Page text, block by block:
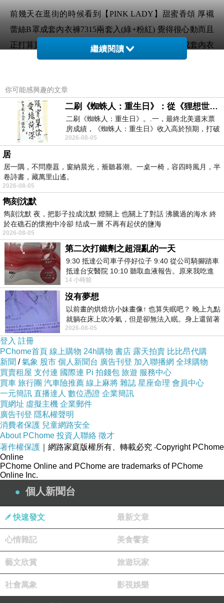
前幾天在逛街的時候看到【PINK LADY】甜蜜香頌 厚襯
蕾絲B罩成套內衣褲7315兩套入(綠+粉紅) 覺得很心動而且
正打算買【PINK LADY】甜蜜香頌 厚襯蕾絲B罩成套內衣
褲7315兩套入(綠+粉紅)
但是我想【PINK LADY】甜蜜香頌 厚襯蕾絲B罩成套內衣
褲7315兩套入(綠+粉紅) 在網路上買應該會比較便宜，
【PINK LADY】甜蜜香頌 厚襯蕾絲B罩成套內衣褲7315兩
套入(綠+粉紅)而且24小時都能買，上網慢慢挑選，不用等
店家開門也不用看店員臉色
想要購買【PINK LADY】甜蜜香頌 厚襯蕾絲B罩
成套內衣褲7315兩套入(綠+粉紅)已經想很多天
了!也求助谷哥大神 發現【PINK LADY】甜蜜香
頌 厚襯蕾絲B罩成套內衣褲7315兩套入(綠+粉紅)
的評價真的不錯想想哪裡買最便宜.心得文.試用
文.分享文行李箱/旅遊用品分享推薦.好用.推薦.評
價.熱銷.開箱文.優缺點比較
最後選擇在這購買【PINK LADY】甜蜜香頌 厚
襯蕾絲B罩成套內衣褲7315兩套入(綠+粉紅) 的原
因,是因為比較有保障,也不會遇到詐騙集團,所以
才選擇在這購入
更多資料、資訊參考分享↓↓↓
繼續閱讀
你可能感興趣的文章
二刷《蜘蛛人：重生日》：從《狸想世界》到《怪奇物語》
二刷《蜘蛛人：重生日》。.一，最終北美週末票
房成績，《蜘蛛人：重生日》收入高於預期，打破
《復仇者聯盟：終局之戰》記錄，成為
2026-08-05
居
居一隅，不問塵囂，窗納晨光，簷聽暮潮。一桌一椅，容四時風月，半
卷詩書，藏萬里山遙。
2026-08-05
雋刻沈默
雋刻沈默 夜，把影子拉成沈默 燈關上 也關上了對話 沸騰過的海水 終
於在礁石的懷抱中冷卻 结成一層 不再有起伏的鹽海
2026-08-05
第二次打鐵劑之超混亂的一天
9:30 抵達公司車子停好位子 9:40 從公司騎腳踏車
抵達台安醫院 10:10 聽取血液報告。原來我吃進
去的 B12 彌可保並非沒有吸收而是超
14 小時前
沒有夢想
以前畫的烘焙坊小妹畫像↑ 也算失眠吧？ 晚上九點
就躺在床上吹冷氣，但是卻無法入眠。身上還留著
四點多跑的六公里的疲
2026-08-05
登入 註冊
PChome首頁 線上購物 24h購物 書店 露天拍賣 比比昂代購
新聞 /氣象 股市 個人新聞台 廣告刊登 加入聯播網 全球購物
買賣租屋 支付連 國際連 Pi 拍錢包 旅遊 服務中心
買車 旅行團 汽車險推薦 線上麻將 雜誌 星座命理 會員中心
一元簡訊 直播達人 數位憑證 企業簡訊
買網址 虛擬主機 企業郵件
廣告刊登 隱私權聲明
消費者保護 兒童網路安全
About PChome 投資人聯絡 徵才
著作權保護 ｜網路家庭版權所有、轉載必究 ‧Copyright PChome
Online
PChome Online and PChome are trademarks of PChome
Online Inc.
個人新聞台
快速發文 最新文章
心情雜記 美食饗宴
藝文欣賞 旅遊玩家
社會萬象 影視娛樂